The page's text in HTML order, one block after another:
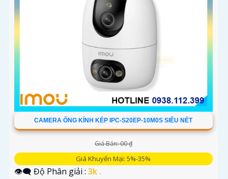
CAMERA ỐNG KÍNH KÉP IPC-S20EP-10M0S SIÊU NÉT
Giá Bán: 00 ₫
Giá Khuyến Mại: 5%-35%
👁️‍🗨 Độ Phân giải : 3k .